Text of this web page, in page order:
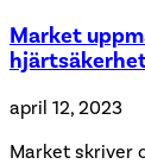
Market
april 12, 2023
Market skriver